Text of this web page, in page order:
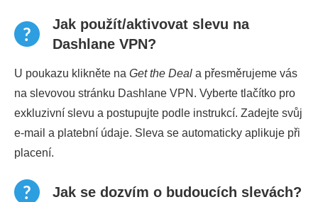
Jak použít/aktivovat slevu na
Dashlane VPN?
U poukazu klikněte na Get the Deal a přesměrujeme vás
na slevovou stránku Dashlane VPN. Vyberte tlačítko pro
exkluzivní slevu a postupujte podle instrukcí. Zadejte svůj
e-mail a platební údaje. Sleva se automaticky aplikuje při
placení.
Jak se dozvím o budoucích slevách?